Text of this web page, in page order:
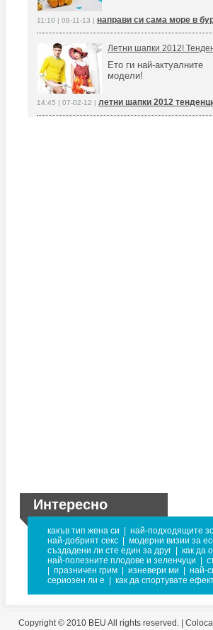
11:10 | 08-11-13 | направи си сама море в
Летни шапки 2012!
Ето ги най-актуалните
модели!
14:45 | 07-02-12 | летни шапки 2012
Интересно
какъв тип жена си най-подходящите
най-добрият секс
модерни визии за
създадени ли сте един за друг
как да
най-полезните плодове и зеленчуци
празничен грим изневери ми най-
сериозен ли е
как да спортувате
Copyright © 2010 BEU All rights reserved. |